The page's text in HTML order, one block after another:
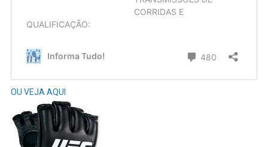
OU VEJA AQUI